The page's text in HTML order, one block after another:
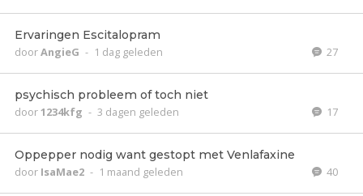
Ervaringen Escitalopram
doorAngieG - 1 dag geleden 27
psychisch probleem of toch niet
door1234kfg - 3 dagen geleden 17
Oppepper nodig want gestopt met Venlafaxine
door IsaMae2 - 1 maand geleden 40